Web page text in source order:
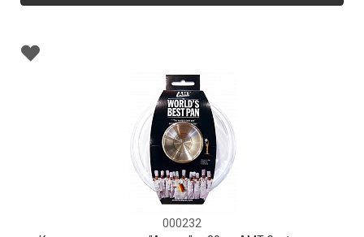
000232